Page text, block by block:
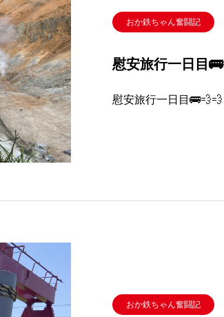
おか鉄ちゃん奮闘記
慰安旅行一日目
慰安旅行一日目🚌💨💨
おか鉄ちゃん奮闘記